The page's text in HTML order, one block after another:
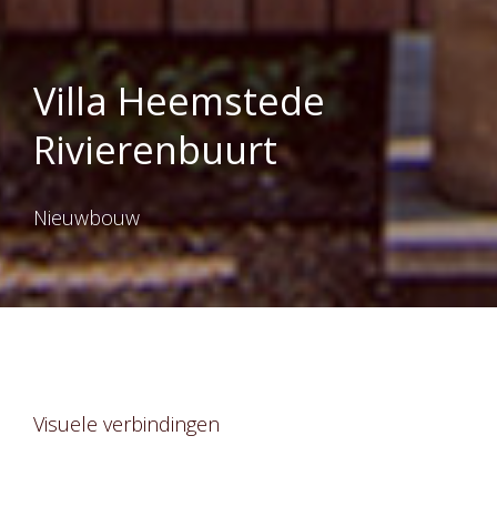
Villa Heemstede
Rivierenbuurt
Nieuwbouw
Visuele verbindingen